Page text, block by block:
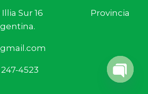
Illia Sur 16 Provincia
247-4523